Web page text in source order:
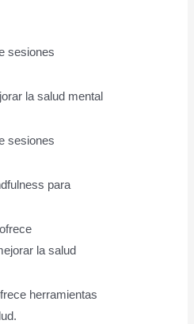
sesiones
la salud mental
sesiones
para
la salud
herramientas